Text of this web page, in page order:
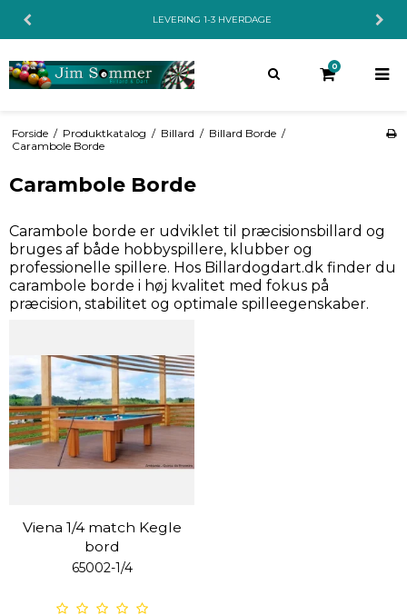
LEVERING 1-3 HVERDAGE
0
Forside / Produktkatalog / Billard / Billard Borde /
Carambole Borde
Carambole Borde
Carambole borde er udviklet til præcisionsbillard og
bruges af både hobbyspillere, klubber og
professionelle spillere. Hos Billardogdart.dk finder du
carambole borde i høj kvalitet med fokus på
præcision, stabilitet og optimale spilleegenskaber.
Viena 1/4 match Kegle
bord
65002-1/4